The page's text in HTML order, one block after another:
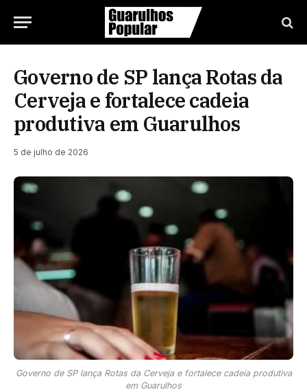
Governo de SP lança Rotas da
Cerveja e fortalece cadeia
produtiva em Guarulhos
5 de julho de 2026
Governo de SP lança Rotas da Cerveja e fortalece cadeia produtiva
em Guarulhos